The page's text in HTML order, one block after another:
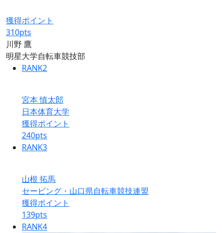
獲得ポイント
310pts
川野 鷹
明星大学自転車競技部
RANK2
宮本 慎太郎
日本体育大学
獲得ポイント
240pts
RANK3
山根 拓馬
セービング・山口県自転車競技連盟
獲得ポイント
139pts
RANK4